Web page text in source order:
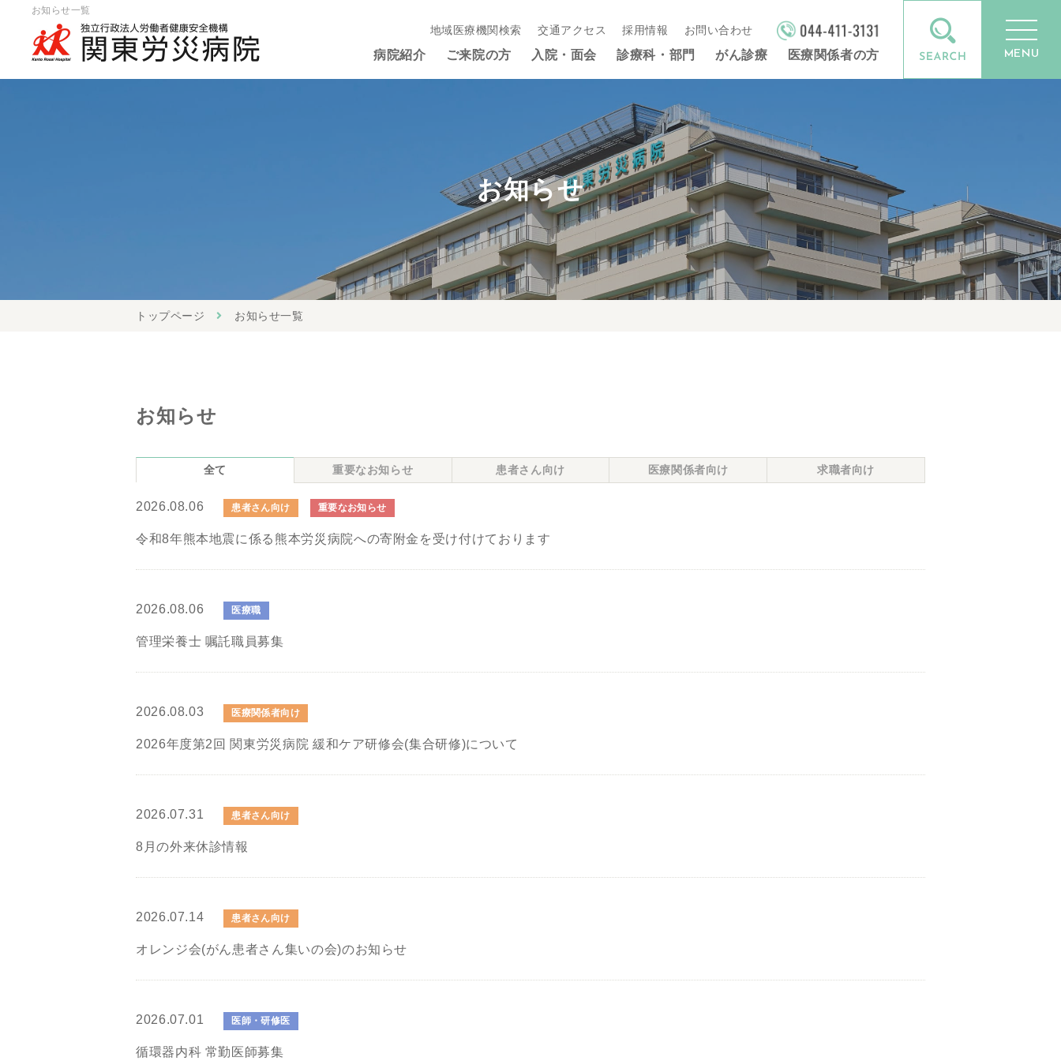
お知らせ一覧
地域医療機関検索 交通アクセス 採用情報 お問い合わせ
病院紹介 ご来院の方 入院・面会 診療科・部門 がん診療 医療関係者の方 MENU
お知らせ
トップページ お知らせ一覧
お知らせ
全て 重要なお知らせ 患者さん向け 医療関係者向け 求職者向け
2026.08.06 患者さん向け 重要なお知らせ
令和8年熊本地震に係る熊本労災病院への寄附金を受け付けております
2026.08.06 医療職
管理栄養士 嘱託職員募集
2026.08.03 医療関係者向け
2026年度第2回 関東労災病院 緩和ケア研修会(集合研修)について
2026.07.31 患者さん向け
8月の外来休診情報
2026.07.14 患者さん向け
オレンジ会(がん患者さん集いの会)のお知らせ
2026.07.01 医師・研修医
循環器内科 常勤医師募集